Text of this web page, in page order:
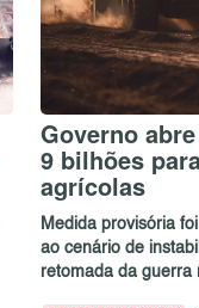
Governo
9 bilhões
agrícolas
Medida provisória
ao cenário de
retomada da guerra